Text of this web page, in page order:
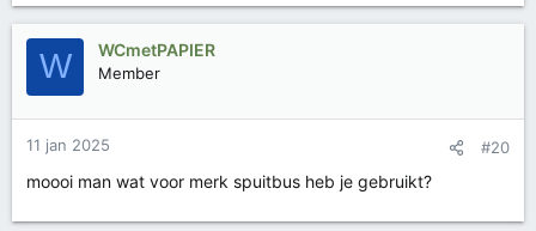
W WCmetPAPIER
Member
11 jan 2025 #20
moooi man wat voor merk spuitbus heb je gebruikt?